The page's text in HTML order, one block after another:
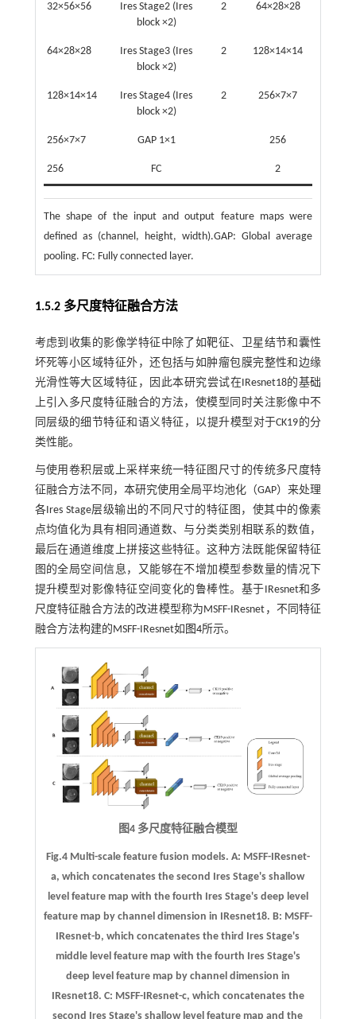
32×56×56
Ires Stage2 (Ires
block ×2)
2 64×28×28
64×28×28
Ires Stage3 (Ires
block ×2)
2 128×14×14
128×14×14
Ires Stage4 (Ires
block ×2)
2 256×7×7
256×7×7 GAP 1×1 256
256 FC 2
The shape of the input and output feature maps were
defined as (channel, height, width).GAP: Global average
pooling. FC: Fully connected layer.
1.5.2 多尺度特征融合方法
考虑到收集的影像学特征中除了如靶征、卫星结节和囊性
坏死等小区域特征外，还包括与如肿瘤包膜完整性和边缘
光滑性等大区域特征，因此本研究尝试在IResnet18的基础
上引入多尺度特征融合的方法，使模型同时关注影像中不
同层级的细节特征和语义特征，以提升模型对于CK19的分
类性能。
与使用卷积层或上采样来统一特征图尺寸的传统多尺度特
征融合方法不同，本研究使用全局平均池化（GAP）来处理
各Ires Stage层级输出的不同尺寸的特征图，使其中的像素
点均值化为具有相同通道数、与分类类别相联系的数值，
最后在通道维度上拼接这些特征。这种方法既能保留特征
图的全局空间信息，又能够在不增加模型参数量的情况下
提升模型对影像特征空间变化的鲁棒性。基于IResnet和多
尺度特征融合方法的改进模型称为MSFF-IResnet，不同特征
融合方法构建的MSFF-IResnet如 图4所示。
图4 多尺度特征融合模型
Fig.4 Multi-scale feature fusion models. A: MSFF-IResnet-
a, which concatenates the second Ires Stage's shallow
level feature map with the fourth Ires Stage's deep level
feature map by channel dimension in IResnet18. B: MSFF-
IResnet-b, which concatenates the third Ires Stage's
middle level feature map with the fourth Ires Stage's
deep level feature map by channel dimension in
IResnet18. C: MSFF-IResnet-c, which concatenates the
second Ires Stage's shallow level feature map and the